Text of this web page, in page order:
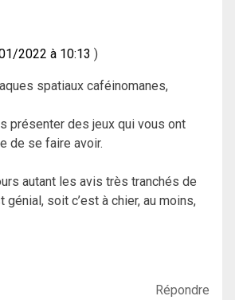
2022 à 10:13
spatiaux caféinomanes,
présenter des jeux qui vous ont
de se faire avoir.
autant les avis très tranchés de
génial, soit c’est à chier, au moins,
Répondre